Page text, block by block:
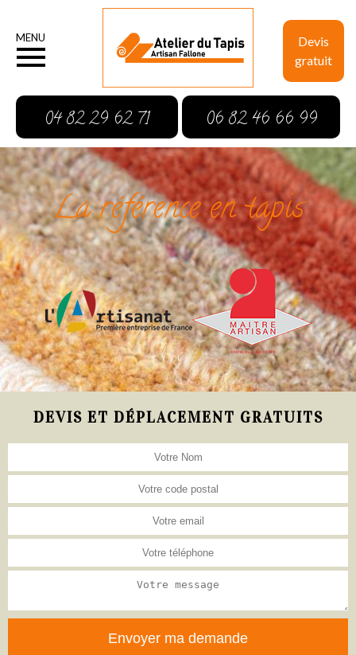
Devis
gratuit
MENU
04 82 29 62 71 06 82 46 66 99
La référence en tapis
DEVIS ET DÉPLACEMENT GRATUITS